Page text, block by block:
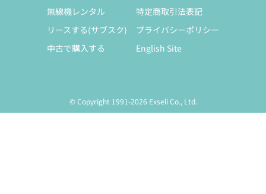
無線機レンタル
リースする(サブスク)
中古で購入する
特定商取引法表記
プライバシーポリシー
English Site
© Copyright 1991-2026 Exseli Co., Ltd.